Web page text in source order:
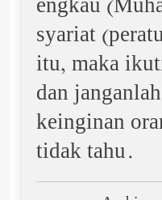
engkau
syariat
itu, maka
dan
keinginan
tidak tahu.